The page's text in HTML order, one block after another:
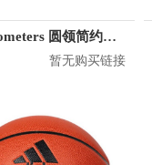
KM/kilometers 圆领简约短袖T恤 M2X2108073
暂无购买链接